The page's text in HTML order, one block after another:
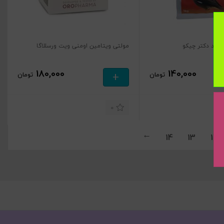
برند دکتر چیکو
140,000 تومان
مولتی ویتامین اومنی ویت ورسللاگا
0
180,000 تومان +
12
13
14
→